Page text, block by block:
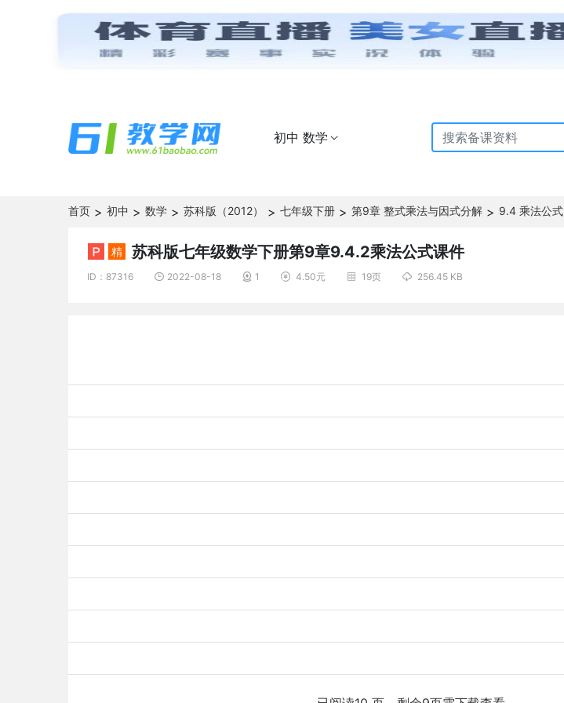
初中 数学 
首页 > 初中 > 数学 > 苏科版（2012） > 七年级下册 > 第9章 整式乘法与因式分解 > 9.4 乘法公式
精 苏科版七年级数学下册第9章9.4.2乘法公式课件
ID：87316  2022-08-18  1  4.50元  19页  256.45 KB